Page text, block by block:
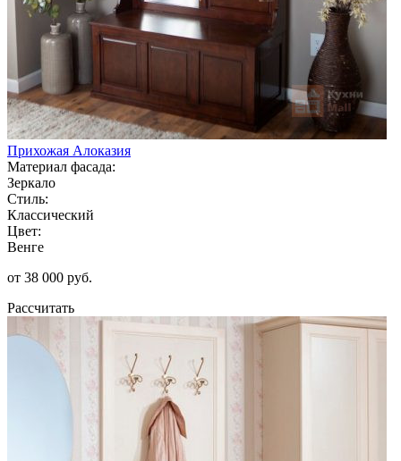
Прихожая Алоказия
Материал фасада:
Зеркало
Стиль:
Классический
Цвет:
Венге
от 38 000 руб.
Рассчитать